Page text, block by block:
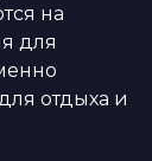
на
для
отдыха и